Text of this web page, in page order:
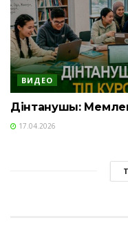
ВИДЕО
Дінтанушы:
17.04.2026